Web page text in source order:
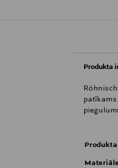
Produkta
Materiāls